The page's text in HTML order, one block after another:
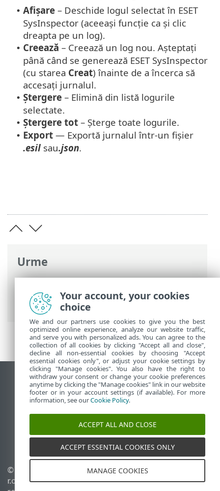
Urme
Ajutor online ESET>ESET Safe Server>
Lucrul cu ESET Safe Server>Instrumente
> ESET SysInspector
• Afișare – Deschide logul selectat în ESET
SysInspector (aceeași funcție ca și clic
dreapta pe un log).
• Creează – Creează un log nou. Așteptați
până când se generează ESET SysInspector
(cu starea Creat) înainte de a încerca să
accesați jurnalul.
• Ștergere – Elimină din listă logurile
selectate.
• Ștergere tot – Șterge toate logurile.
• Export — Exportă jurnalul într-un fișier
.esil sau.json.
Vizualizare site pentru desktop
End of Life
Baza de cunoștințe ESET
Forum ESET
ESET Status Portal
Asistenţă regională
© 1992 - 2026 ESET, spol. s
r.o. - Toate drepturile
Gestionare module cookie
Politica privind modulele
Your account, your cookies
choice
We and our partners use cookies to give you the best
optimized online experience, analyze our website traffic,
and serve you with personalized ads. You can agree to the
collection of all cookies by clicking "Accept all and close",
decline all non-essential cookies by choosing "Accept
essential cookies only", or adjust your cookie settings by
clicking "Manage cookies". You also have the right to
withdraw your consent or change your cookie preferences
anytime by clicking the "Manage cookies" link in our website
footer or in your account settings (if available). For more
information, see ourCookie Policy.
ACCEPT ALL AND CLOSE
ACCEPT ESSENTIAL COOKIES ONLY
MANAGE COOKIES